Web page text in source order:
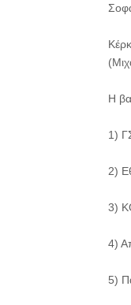
Η
1)
2)
3)
4)
5)